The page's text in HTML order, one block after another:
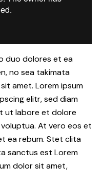
duo dolores et ea
no sea takimata
amet. Lorem ipsum
elitr, sed diam
ut labore et dolore
At vero eos et
ea rebum. Stet clita
sanctus est Lorem
dolor sit amet,